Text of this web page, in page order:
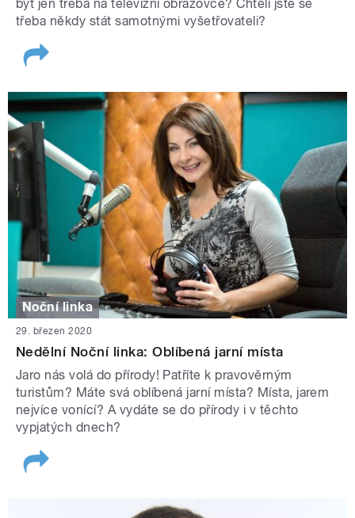
byť jen třeba na televizní obrazovce? Chtěli jste se
třeba někdy stát samotnými vyšetřovateli?
Noční linka
29. březen 2020
Nedělní Noční linka: Oblíbená jarní místa
Jaro nás volá do přírody! Patříte k pravověrným
turistům? Máte svá oblíbená jarní místa? Místa, jarem
nejvíce vonící? A vydáte se do přírody i v těchto
vypjatých dnech?